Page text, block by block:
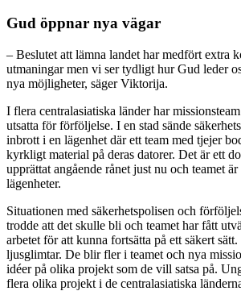
Gud öppnar nya vägar
– Beslutet att lämna landet har medfört extra
utmaningar men vi ser tydligt hur Gud leder
nya möjligheter, säger Viktorija.
I flera centralasiatiska länder har
utsatta för förföljelse. I en stad sände
inbrott i en lägenhet där ett team med tjejer
kyrkligt material på deras datorer. Det är ett
upprättat angående rånet just nu och teamet
lägenheter.
Situationen med säkerhetspolisen och
trodde att det skulle bli och teamet har fått
arbetet för att kunna fortsätta på ett säkert
ljusglimtar. De blir fler i teamet och nya
idéer på olika projekt som de vill satsa på.
flera olika projekt i de centralasiatiska